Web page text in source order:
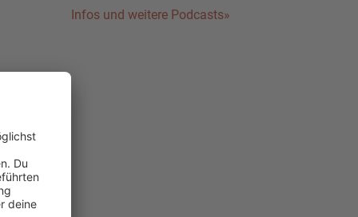
Infos und weitere Podcasts»